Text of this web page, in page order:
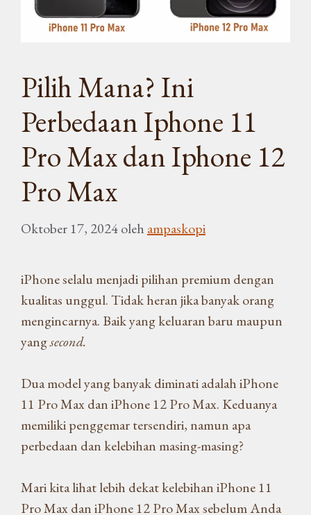
Pilih Mana? Ini
Perbedaan Iphone 11
Pro Max dan Iphone 12
Pro Max
Oktober 17, 2024oleh ampaskopi
iPhone selalu menjadi pilihan premium dengan
kualitas unggul. Tidak heran jika banyak orang
mengincarnya. Baik yang keluaran baru maupun
yangsecond.
Dua model yang banyak diminati adalah iPhone
11 Pro Max dan iPhone 12 Pro Max. Keduanya
memiliki penggemar tersendiri, namun apa
perbedaan dan kelebihan masing-masing?
Mari kita lihat lebih dekat kelebihan iPhone 11
Pro Max dan iPhone 12 Pro Max sebelum Anda